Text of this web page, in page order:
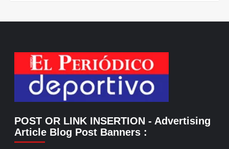
POST OR LINK INSERTION - Advertising
Article Blog Post Banners :